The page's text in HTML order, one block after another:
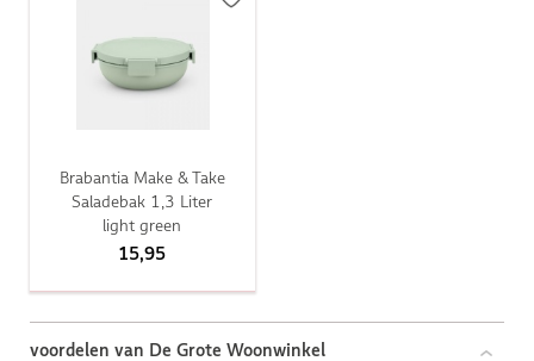
Brabantia Make & Take
Saladebak 1,3 Liter
light green
15,95
voordelen van De Grote Woonwinkel